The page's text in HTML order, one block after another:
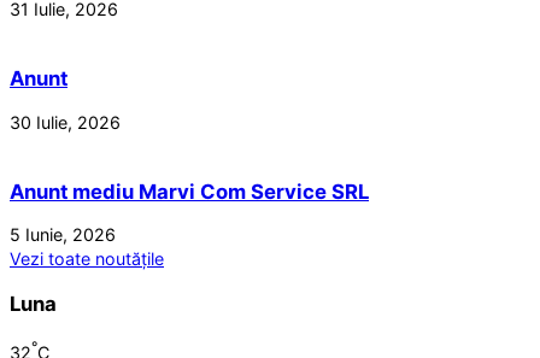
31 Iulie, 2026
Anunt
30 Iulie, 2026
Anunt mediu Marvi Com Service SRL
5 Iunie, 2026
Vezi toate noutățile
Luna
32°C